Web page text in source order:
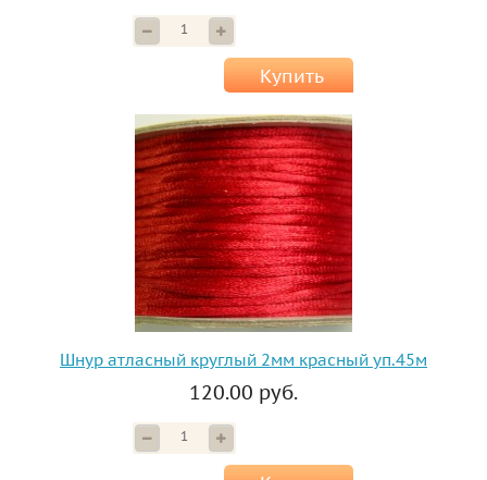
Купить
Шнур атласный круглый 2мм красный уп.45м
120.00 руб.